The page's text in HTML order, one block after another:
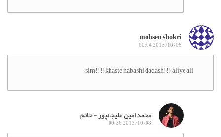
mohsen shokri
2013/10/08 00:04
slm!!!!khaste nabashi dadash!!! aliye ali
محمد امین علیجانپور - حاتم
2013/10/08 00:36